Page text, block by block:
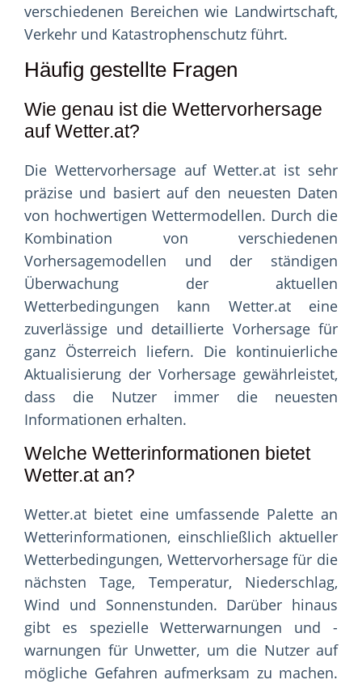
verschiedenen Bereichen wie Landwirtschaft,
Verkehr und Katastrophenschutz führt.
Häufig gestellte Fragen
Wie genau ist die Wettervorhersage
auf Wetter.at?
Die Wettervorhersage auf Wetter.at ist sehr
präzise und basiert auf den neuesten Daten
von hochwertigen Wettermodellen. Durch die
Kombination von verschiedenen
Vorhersagemodellen und der ständigen
Überwachung der aktuellen
Wetterbedingungen kann Wetter.at eine
zuverlässige und detaillierte Vorhersage für
ganz Österreich liefern. Die kontinuierliche
Aktualisierung der Vorhersage gewährleistet,
dass die Nutzer immer die neuesten
Informationen erhalten.
Welche Wetterinformationen bietet
Wetter.at an?
Wetter.at bietet eine umfassende Palette an
Wetterinformationen, einschließlich aktueller
Wetterbedingungen, Wettervorhersage für die
nächsten Tage, Temperatur, Niederschlag,
Wind und Sonnenstunden. Darüber hinaus
gibt es spezielle Wetterwarnungen und -
warnungen für Unwetter, um die Nutzer auf
mögliche Gefahren aufmerksam zu machen.